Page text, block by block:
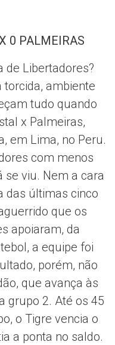
0 PALMEIRAS
de Libertadores?
torcida, ambiente
tudo quando
x Palmeiras,
em Lima, no Peru.
com menos
se viu. Nem a cara
das últimas cinco
que os
apoiaram, da
a equipe foi
porém, não
que avança às
grupo 2. Até os 45
o Tigre vencia o
a ponta no saldo.